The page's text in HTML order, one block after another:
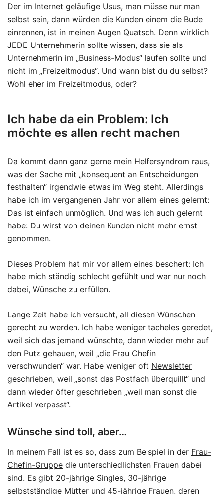
Der im Internet geläufige Usus, man müsse nur man
selbst sein, dann würden die Kunden einem die Bude
einrennen, ist in meinen Augen Quatsch. Denn wirklich
JEDE Unternehmerin sollte wissen, dass sie als
Unternehmerin im „Business-Modus“ laufen sollte und
nicht im „Freizeitmodus“. Und wann bist du du selbst?
Wohl eher im Freizeitmodus, oder?
Ich habe da ein Problem: Ich
möchte es allen recht machen
Da kommt dann ganz gerne mein Helfersyndrom raus,
was der Sache mit „konsequent an Entscheidungen
festhalten“ irgendwie etwas im Weg steht. Allerdings
habe ich im vergangenen Jahr vor allem eines gelernt:
Das ist einfach unmöglich. Und was ich auch gelernt
habe: Du wirst von deinen Kunden nicht mehr ernst
genommen.
Dieses Problem hat mir vor allem eines beschert: Ich
habe mich ständig schlecht gefühlt und war nur noch
dabei, Wünsche zu erfüllen.
Lange Zeit habe ich versucht, all diesen Wünschen
gerecht zu werden. Ich habe weniger tacheles geredet,
weil sich das jemand wünschte, dann wieder mehr auf
den Putz gehauen, weil „die Frau Chefin
verschwunden“ war. Habe weniger oft Newsletter
geschrieben, weil „sonst das Postfach überquillt“ und
dann wieder öfter geschrieben „weil man sonst die
Artikel verpasst“.
Wünsche sind toll, aber…
In meinem Fall ist es so, dass zum Beispiel in der Frau-
Chefin-Gruppe die unterschiedlichsten Frauen dabei
sind. Es gibt 20-jährige Singles, 30-jährige
selbstständige Mütter und 45-jährige Frauen, deren